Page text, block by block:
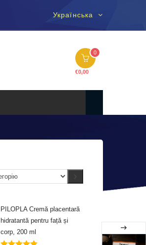
Українська
0
€0,00
PILOPLA Cremă placentară
hidratantă pentru față și
corp, 200 ml